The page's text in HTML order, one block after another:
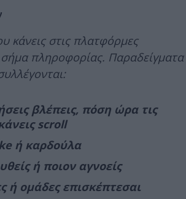
κάνεις στις πλατφόρμες
σήμα πληροφορίας. Παραδείγματα
βλέπεις, πόση ώρα τις
scroll
ή καρδούλα
ή ποιον αγνοείς
ή ομάδες επισκέπτεσαι